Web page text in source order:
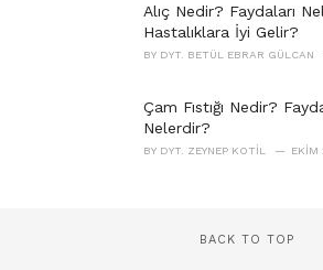
Alıç Nedir? Faydaları
Hastalıklara İyi Gelir?
BY DYT. BETÜL EBRAR GÜLCAN
Çam Fıstığı Nedir?
Nelerdir?
BY DYT. ZEYNEP KOTIL EKIM
BACK TO TOP